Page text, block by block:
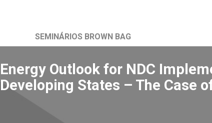
SEMINÁRIOS BROWN BAG
Energy Outlook for NDC
Developing States – The Case